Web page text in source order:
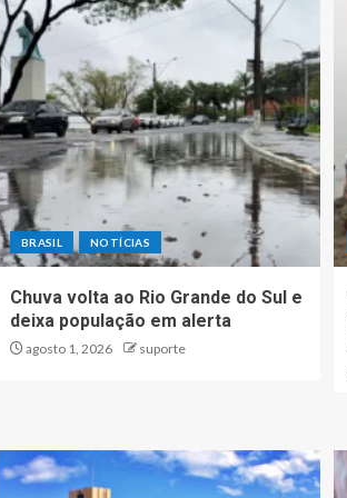
BRASIL NOTÍCIAS
Chuva volta ao Rio Grande do Sul e
deixa população em alerta
agosto 1, 2026 suporte